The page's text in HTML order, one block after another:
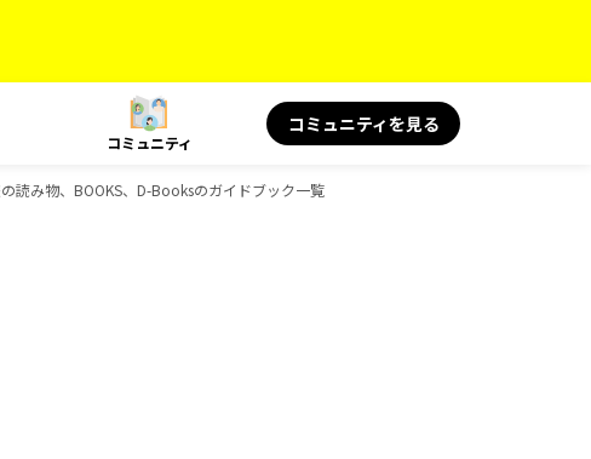
コミュニティ
コミュニティを見る
読み物、BOOKS、D-Booksのガイドブック一覧